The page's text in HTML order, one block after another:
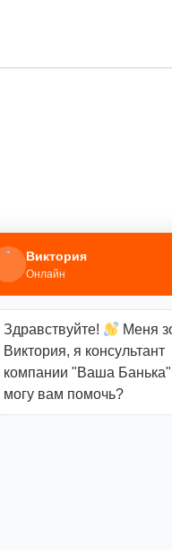
Виктория
Онлайн
Здравствуйте!
Меня
Виктория, я консультант
компании "Ваша
могу вам помочь?